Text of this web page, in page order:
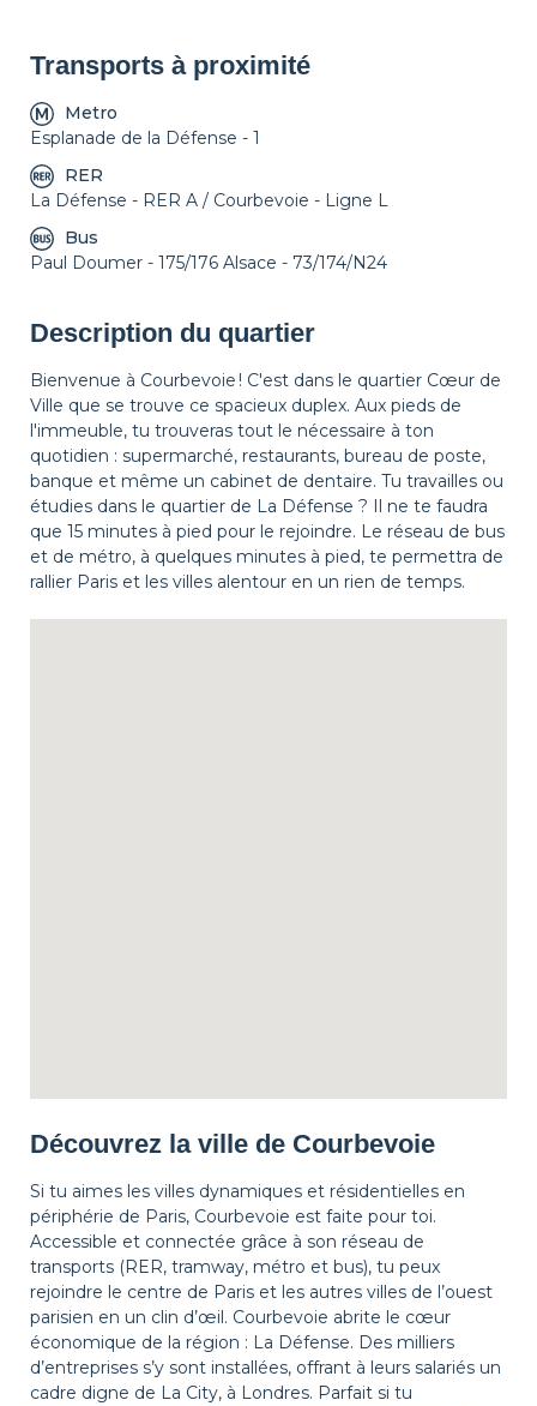
Transports à proximité
Metro
Esplanade de la Défense - 1
RER
La Défense - RER A / Courbevoie - Ligne L
Bus
Paul Doumer - 175/176 Alsace - 73/174/N24
Description du quartier
Bienvenue à Courbevoie ! C'est dans le quartier Cœur de
Ville que se trouve ce spacieux duplex. Aux pieds de
l'immeuble, tu trouveras tout le nécessaire à ton
quotidien : supermarché, restaurants, bureau de poste,
banque et même un cabinet de dentaire. Tu travailles ou
étudies dans le quartier de La Défense ? Il ne te faudra
que 15 minutes à pied pour le rejoindre. Le réseau de bus
et de métro, à quelques minutes à pied, te permettra de
rallier Paris et les villes alentour en un rien de temps.
Découvrez la ville de Courbevoie
Si tu aimes les villes dynamiques et résidentielles en
périphérie de Paris, Courbevoie est faite pour toi.
Accessible et connectée grâce à son réseau de
transports (RER, tramway, métro et bus), tu peux
rejoindre le centre de Paris et les autres villes de l’ouest
parisien en un clin d’œil. Courbevoie abrite le cœur
économique de la région : La Défense. Des milliers
d’entreprises s’y sont installées, offrant à leurs salariés un
cadre digne de La City, à Londres. Parfait si tu